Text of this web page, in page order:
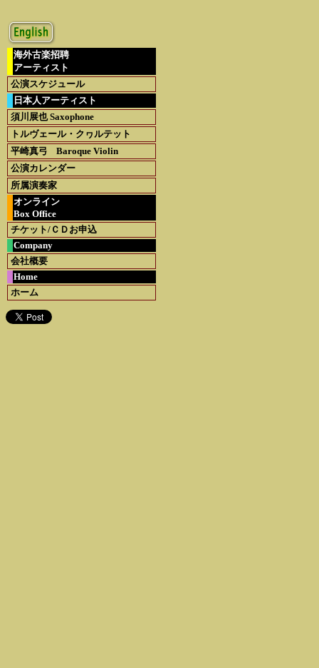
海外古楽招聘
アーティスト
公演スケジュール
日本人アーティスト
須川展也 Saxophone
トルヴェール・クヮルテット
平崎真弓
Baroque Violin
公演カレンダー
所属演奏家
オンライン
Box Office
チケット/ＣＤお申込
Company
会社概要
Home
ホーム